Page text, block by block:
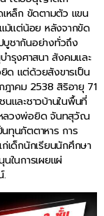
เหล็ก ขัดตามตัว แขน
ม้แต่น้อย หลังจากขัด
ชากันอย่างทั่วถึง
ำรุงศาสนา สังคมและ
ด แต่ด้วยสังขารเป็น
าคม 2538 สิริอายุ 71
และชาวบ้านในพื้นที่
ลวงพ่อยิด จันทสุวัณ
ทุนภัตตาหาร การ
เด็กนักเรียนนักศึกษา
ในการเผยแผ่
.